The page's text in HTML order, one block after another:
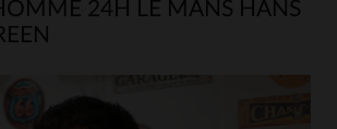
24H LE MANS HANS